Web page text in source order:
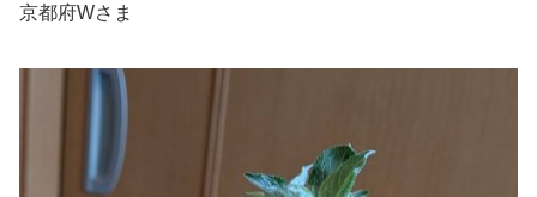
京都府Wさま